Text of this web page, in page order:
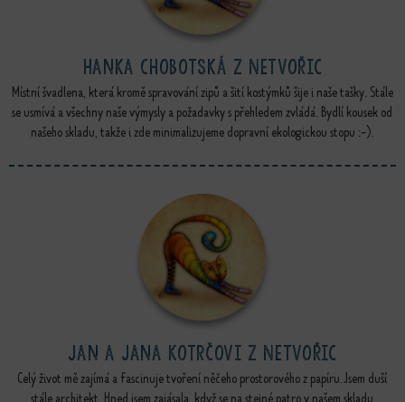
Hanka Chobotská z Netvořic
Místní švadlena, která kromě spravování zipů a šití kostýmků šije i naše tašky. Stále
se usmívá a všechny naše výmysly a požadavky s přehledem zvládá. Bydlí kousek od
našeho skladu, takže i zde minimalizujeme dopravní ekologickou stopu :-).
Jan a Jana Kotrčovi z Netvořic
Celý život mě zajímá a fascinuje tvoření něčeho prostorového z papíru. Jsem duší
stále architekt. Hned jsem zajásala, když se na stejné patro v našem skladu